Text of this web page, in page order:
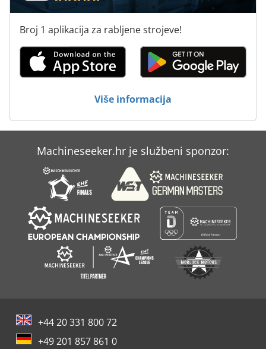
Utor I Pin Za
Za Prtljage
Zatvori Okvir
Broj 1 aplikacija za rabljene strojeve!
Više informacija
Machineseeker.hr je službeni sponzor:
+44 20 331 800 72
+49 201 857 861 0